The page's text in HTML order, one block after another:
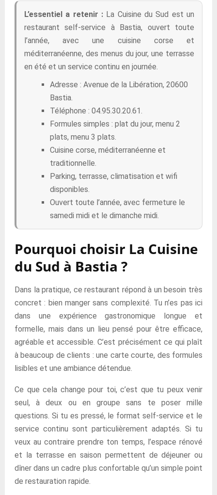
L’essentiel a retenir : La Cuisine du Sud est un
restaurant self-service à Bastia, ouvert toute
l’année, avec une cuisine corse et
méditerranéenne, des menus du jour, une terrasse
en été et un service continu en journée.
Adresse : Avenue de la Libération, 20600
Bastia.
Téléphone : 04.95.30.20.61.
Formules simples : plat du jour, menu 2
plats, menu 3 plats.
Cuisine corse, méditerranéenne et
traditionnelle.
Parking, terrasse, climatisation et wifi
disponibles.
Ouvert toute l’année, avec fermeture le
samedi midi et le dimanche midi.
Pourquoi choisir La Cuisine
du Sud à Bastia ?
Dans la pratique, ce restaurant répond à un besoin très
concret : bien manger sans complexité. Tu n’es pas ici
dans une expérience gastronomique longue et
formelle, mais dans un lieu pensé pour être efficace,
agréable et accessible. C’est précisément ce qui plaît
à beaucoup de clients : une carte courte, des formules
lisibles et une ambiance détendue.
Ce que cela change pour toi, c’est que tu peux venir
seul, à deux ou en groupe sans te poser mille
questions. Si tu es pressé, le format self-service et le
service continu sont particulièrement adaptés. Si tu
veux au contraire prendre ton temps, l’espace rénové
et la terrasse en saison permettent de déjeuner ou
dîner dans un cadre plus confortable qu’un simple point
de restauration rapide.